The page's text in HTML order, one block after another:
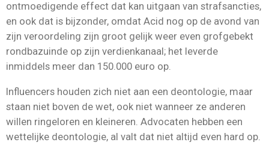
ontmoedigende effect dat kan uitgaan van strafsancties,
en ook dat is bijzonder, omdat Acid nog op de avond van
zijn veroordeling zijn groot gelijk weer even grofgebekt
rondbazuinde op zijn verdienkanaal; het leverde
inmiddels meer dan 150.000 euro op.
Influencers houden zich niet aan een deontologie, maar
staan niet boven de wet, ook niet wanneer ze anderen
willen ringeloren en kleineren. Advocaten hebben een
wettelijke deontologie, al valt dat niet altijd even hard op.